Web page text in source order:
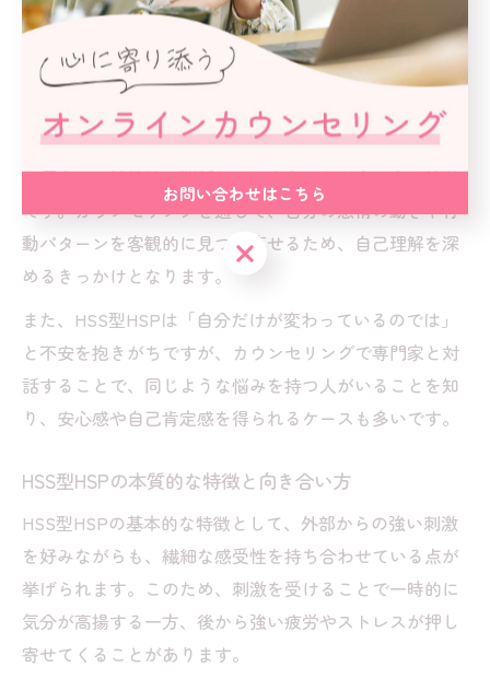
も突然疲れやストレスを感じる背景を丁寧に紐解いてい
きます。
例えば、日常の中で「もっと新しいことに挑戦したい」
と感じる反面、人間関係や職場での些細な出来事に敏感
に反応し、精神的に消耗してしまうことが多い点が特徴
です。カウンセリングを通じて、自分の感情の動きや行
動パターンを客観的に見つめ直せるため、自己理解を深
めるきっかけとなります。
また、HSS型HSPは「自分だけが変わっているのでは」
と不安を抱きがちですが、カウンセリングで専門家と対
話することで、同じような悩みを持つ人がいることを知
り、安心感や自己肯定感を得られるケースも多いです。
HSS型HSPの本質的な特徴と向き合い方
HSS型HSPの基本的な特徴として、外部からの強い刺激
を好みながらも、繊細な感受性を持ち合わせている点が
挙げられます。このため、刺激を受けることで一時的に
気分が高揚する一方、後から強い疲労やストレスが押し
寄せてくることがあります。
お問い合わせはこちら
お問い合わせはこちら